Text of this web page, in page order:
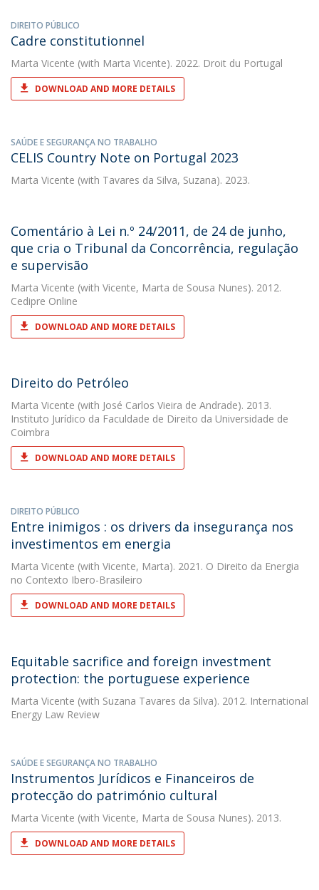
DIREITO PÚBLICO
Cadre constitutionnel
Marta Vicente (with Marta Vicente). 2022. Droit du Portugal
DOWNLOAD AND MORE DETAILS
SAÚDE E SEGURANÇA NO TRABALHO
CELIS Country Note on Portugal 2023
Marta Vicente (with Tavares da Silva, Suzana). 2023.
Comentário à Lei n.º 24/2011, de 24 de junho,
que cria o Tribunal da Concorrência, regulação
e supervisão
Marta Vicente (with Vicente, Marta de Sousa Nunes). 2012.
Cedipre Online
DOWNLOAD AND MORE DETAILS
Direito do Petróleo
Marta Vicente (with José Carlos Vieira de Andrade). 2013.
Instituto Jurídico da Faculdade de Direito da Universidade de
Coimbra
DOWNLOAD AND MORE DETAILS
DIREITO PÚBLICO
Entre inimigos : os drivers da insegurança nos
investimentos em energia
Marta Vicente (with Vicente, Marta). 2021. O Direito da Energia
no Contexto Ibero-Brasileiro
DOWNLOAD AND MORE DETAILS
Equitable sacrifice and foreign investment
protection: the portuguese experience
Marta Vicente (with Suzana Tavares da Silva). 2012. International
Energy Law Review
SAÚDE E SEGURANÇA NO TRABALHO
Instrumentos Jurídicos e Financeiros de
protecção do património cultural
Marta Vicente (with Vicente, Marta de Sousa Nunes). 2013.
DOWNLOAD AND MORE DETAILS